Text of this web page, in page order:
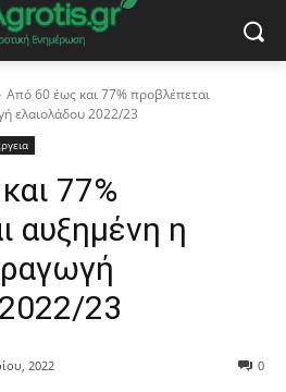
Από 60 έως και 77% προβλέπεται
ελαιολάδου 2022/23
77%
αυξημένη η
23
2022 0